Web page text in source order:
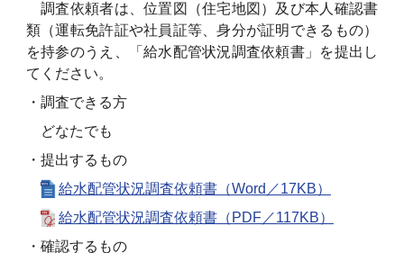
調査依頼者は、位置図（住宅地図）及び本人確認書
類（運転免許証や社員証等、身分が証明できるもの）
を持参のうえ、「給水配管状況調査依頼書」を提出し
てください。
・調査できる方
どなたでも
・提出するもの
給水配管状況調査依頼書（Word／17KB）
給水配管状況調査依頼書（PDF／117KB）
・確認するもの